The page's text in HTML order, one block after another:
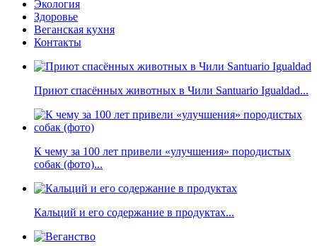
Экология
Здоровье
Веганская кухня
Контакты
Приют спасённых животных в Чили Santuario Igualdad...
К чему за 100 лет привели «улучшения» породистых
собак (фото)...
Кальций и его содержание в продуктах...